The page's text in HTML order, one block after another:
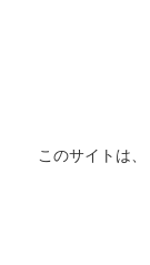
このサイトは、